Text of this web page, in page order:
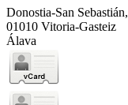
Donostia-San
01010 Vitoria-Gasteiz
Álava